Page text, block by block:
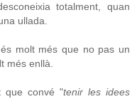
totalment, quan
ullada.
molt més que no pas un
més enllà.
que convé "tenir les idees